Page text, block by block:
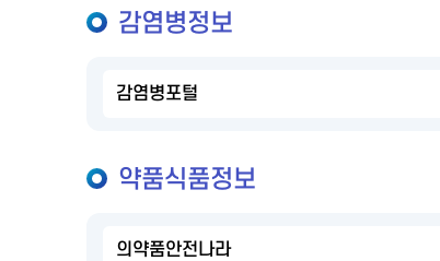
감염병정보
감염병포털
약품식품정보
의약품안전나라